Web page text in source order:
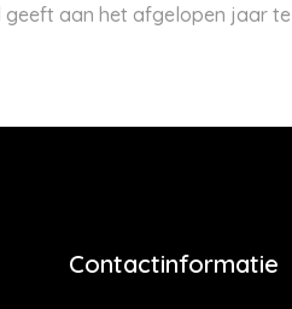
aan het afgelopen jaar
Contactinformatie